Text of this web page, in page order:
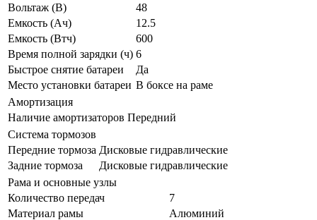
Вольтаж (В)
48
Емкость (Ач)
12.5
Емкость (Втч)
600
Время полной зарядки (ч) 6
Быстрое снятие батареи
Да
Место установки батареи В боксе на раме
Амортизация
Наличие амортизаторов Передний
Система тормозов
Передние тормоза Дисковые гидравлические
Задние тормоза
Дисковые гидравлические
Рама и основные узлы
Количество передач
7
Материал рамы
Алюминий